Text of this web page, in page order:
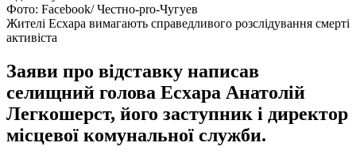
Фото: Facebook/ Честно-pro-Чугуев
Жителі Есхара вимагають справедливого розслідування смерті
активіста
Заяви про відставку написав
селищний голова Есхара Анатолій
Легкошерст, його заступник і директор
місцевої комунальної служби.